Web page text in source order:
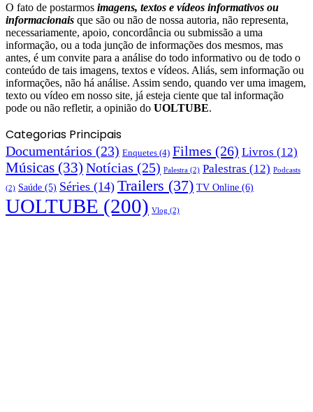
O fato de postarmos imagens, textos e vídeos informativos ou
informacionais que são ou não de nossa autoria, não representa,
necessariamente, apoio, concordância ou submissão a uma
informação, ou a toda junção de informações dos mesmos, mas
antes, é um convite para a análise do todo informativo ou de todo o
conteúdo de tais imagens, textos e vídeos. Aliás, sem informação ou
informações, não há análise. Assim sendo, quando ver uma imagem,
texto ou vídeo em nosso site, já esteja ciente que tal informação
pode ou não refletir, a opinião do UOLTUBE.
Categorias Principais
Documentários (23) Enquetes (4) Filmes (26) Livros (12)
Músicas (33) Notícias (25) Palestra (2) Palestras (12) Podcasts
(2) Saúde (5) Séries (14) Trailers (37) TV Online (6)
UOLTUBE (200) Vlog (2)